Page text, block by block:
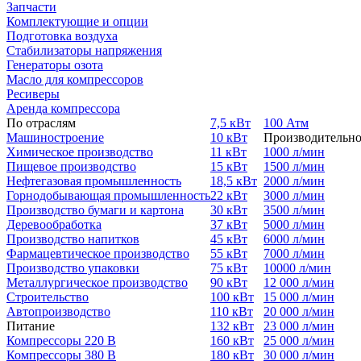
Запчасти
Комплектующие и опции
Подготовка воздуха
Стабилизаторы напряжения
Генераторы озота
Масло для компрессоров
Ресиверы
Аренда компрессора
По отраслям
Машиностроение
Химическое производство
Пищевое производство
Нефтегазовая промышленность
Горнодобывающая промышленность
Производство бумаги и картона
Деревообработка
Производство напитков
Фармацевтическое производство
Производство упаковки
Металлургическое производство
Строительство
Автопроизводство
Питание
Компрессоры 220 В
Компрессоры 380 В
7,5 кВт
10 кВт
11 кВт
15 кВт
18,5 кВт
22 кВт
30 кВт
37 кВт
45 кВт
55 кВт
75 кВт
90 кВт
100 кВт
110 кВт
132 кВт
160 кВт
180 кВт
100 Атм
1000 л/мин
1500 л/мин
2000 л/мин
3000 л/мин
3500 л/мин
5000 л/мин
6000 л/мин
7000 л/мин
10000 л/мин
12 000 л/мин
15 000 л/мин
20 000 л/мин
23 000 л/мин
25 000 л/мин
30 000 л/мин